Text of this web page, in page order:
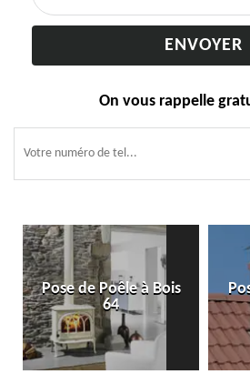
On vous rappelle
Pose de Poêle à Bois
64